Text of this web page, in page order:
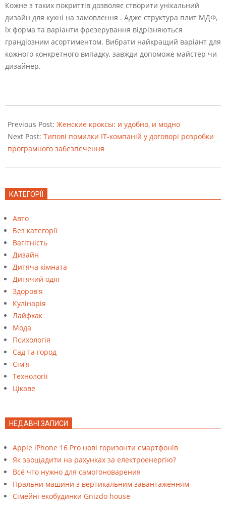
Кожне з таких покриттів дозволяє створити унікальний
дизайн для кухні на замовлення . Адже структура плит МДФ,
їх форма та варіанти фрезерування відрізняються
грандіозним асортиментом. Вибрати найкращий варіант для
кожного конкретного випадку, завжди допоможе майстер чи
дизайнер.
03-
31
Previous Post: Женские кроксы: и удобно, и модно
Next Post: Типові помилки IT-компаній у договорі розробки
програмного забезпечення
КАТЕГОРІЇ
Авто
Без категорії
Вагітність
Дизайн
Дитяча кімната
Дитячий одяг
Здоров'я
Кулінарія
Лайфхак
Мода
Психологія
Сад та город
Сім'я
Технології
Цікаве
НЕДАВНІ ЗАПИСИ
Apple iPhone 16 Pro нові горизонти смартфонів
Як заощадити на рахунках за електроенергію?
Всё что нужно для самогоноварения
Пральни машини з вертикальним завантаженням
Cімейні екобудинки Gnizdo house